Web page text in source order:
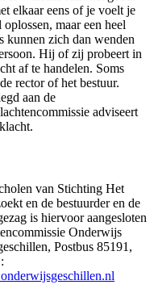
elkaar eens of je voelt je
maar een heel
kunnen zich dan wenden
Hij of zij probeert in
af te handelen. Soms
rector of het bestuur.
aan de
adviseert
van Stichting Het
en de bestuurder en de
is hiervoor aangesloten
Onderwijs
Postbus 85191,